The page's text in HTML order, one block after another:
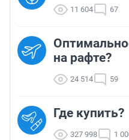
11 604 67
на рафте?
24 514 59
Где купить?
327 998 1